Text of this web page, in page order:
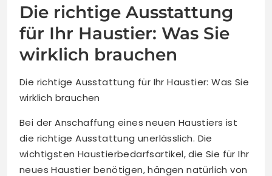
Die richtige Ausstattung
für Ihr Haustier: Was Sie
wirklich brauchen
Die richtige Ausstattung für Ihr Haustier: Was Sie
wirklich brauchen
Bei der Anschaffung eines neuen Haustiers ist
die richtige Ausstattung unerlässlich. Die
wichtigsten Haustierbedarfsartikel, die Sie für Ihr
neues Haustier benötigen, hängen natürlich von